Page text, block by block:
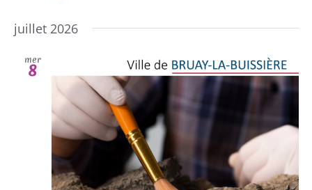
juillet 2026
mer
8